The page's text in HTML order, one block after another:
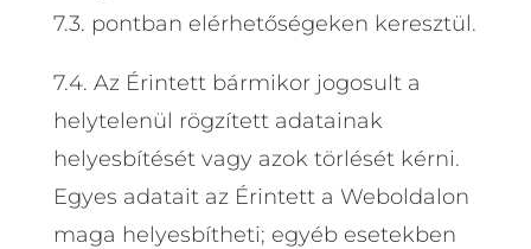
7.3. pontban elérhetőségeken keresztül.
7.4. Az Érintett bármikor jogosult a
helytelenül rögzített adatainak
helyesbítését vagy azok törlését kérni.
Egyes adatait az Érintett a Weboldalon
maga helyesbítheti; egyéb esetekben